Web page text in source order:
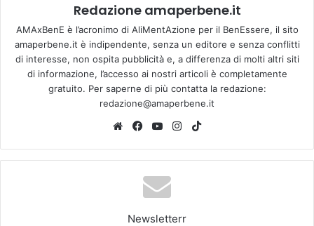
Redazione amaperbene.it
AMAxBenE è l’acronimo di AliMentAzione per il BenEssere, il sito
amaperbene.it è indipendente, senza un editore e senza conflitti
di interesse, non ospita pubblicità e, a differenza di molti altri siti
di informazione, l’accesso ai nostri articoli è completamente
gratuito. Per saperne di più contatta la redazione:
redazione@amaperbene.it
We
te
Fa
bo
ok
Yo
Tu
be
Ins
ra
k
Newsletterr